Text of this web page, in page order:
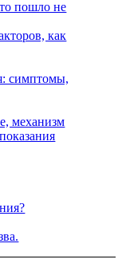
пошло не
как
симптомы,
механизм